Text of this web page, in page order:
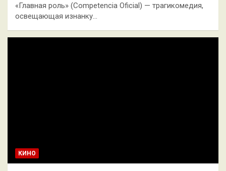
«Главная роль» (Competencia Оficial) — трагикомедия,
освещающая изнанку…
КИНО